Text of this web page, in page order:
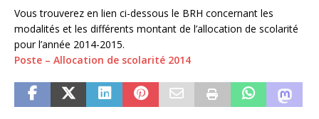
Vous trouverez en lien ci-dessous le BRH concernant les
modalités et les différents montant de l’allocation de scolarité
pour l’année 2014-2015.
Poste – Allocation de scolarité 2014